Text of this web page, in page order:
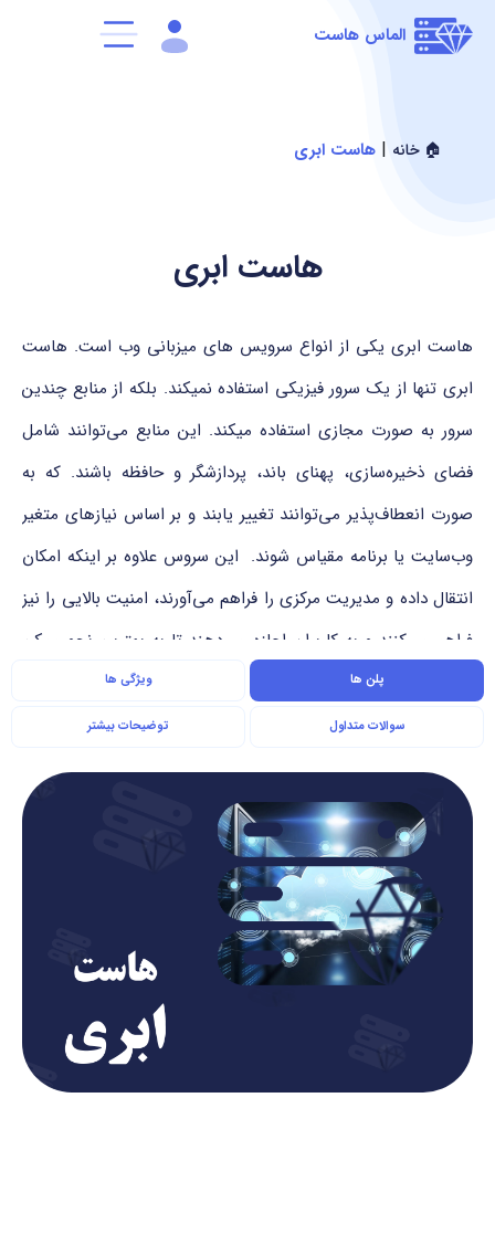
الماس هاست
🏠 خانه | هاست ابری
هاست ابری
هاست ابری یکی از انواع سرویس های میزبانی وب است. هاست
ابری تنها از یک سرور فیزیکی استفاده نمیکند. بلکه از منابع چندین
سرور به صورت مجازی استفاده میکند. این منابع می‌توانند شامل
فضای ذخیره‌سازی، پهنای باند، پردازشگر و حافظه باشند. که به
صورت انعطاف‌پذیر می‌توانند تغییر یابند و بر اساس نیازهای متغیر
وب‌سایت یا برنامه مقیاس شوند. این سروس علاوه بر اینکه امکان
انتقال داده و مدیریت مرکزی را فراهم می‌آورند، امنیت بالایی را نیز
فراهم می‌کنند و به کاربران اجازه می‌دهند تا به بهترین نحو ممکن
از منابع مشترک استفاده کنند و هزینه‌های عملیاتی را کاهش دهند.
پلن ها ویژگی ها
سوالات متداول توضیحات بیشتر